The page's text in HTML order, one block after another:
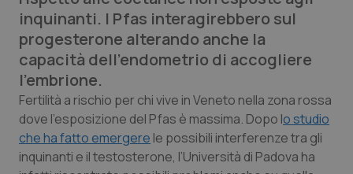
Abruzzo
Basilicata
Calabria
Campania
QS Pro Gold
Artrite & artrosi
Asma & BPCO
Car-T
QS Club Newsletter
inquinanti. I Pfas interagirebbero sul
progesterone alterando anche la
capacità dell’endometrio di accogliere
l’embrione.
Fertilità a rischio per chi vive in Veneto nella zona rossa
dove l’esposizione del Pfas è massima. Dopo lo studio
che ha fatto emergere le possibili interferenze tra gli
inquinanti e il testosterone, l’Università di Padova ha